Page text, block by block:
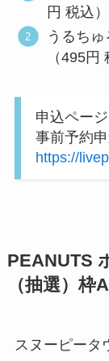
円 税込）
うるち
（495円
申込ペー
事前予約
https://
PEANUTS
（抽選）枠A
スヌーピータ